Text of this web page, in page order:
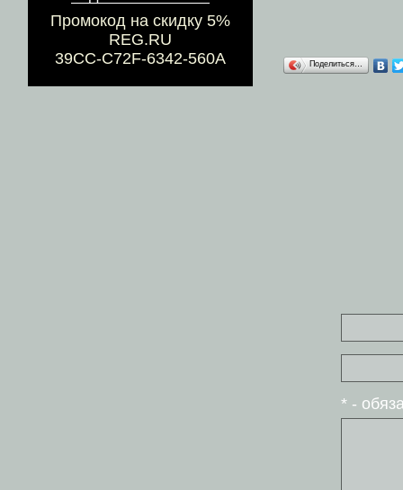
Промокод на скидку 5%
REG.RU
39CC-C72F-6342-560A
Поделиться…
* -